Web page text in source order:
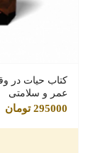
کتاب حیات در
عمر و سلامتی
295000 تومان